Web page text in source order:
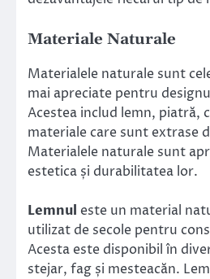
Materiale Naturale
Materialele naturale sunt
mai apreciate pentru
Acestea includ lemn, piatră,
materiale care sunt extrase
Materialele naturale sunt
estetica și durabilitatea lor.
Lemnul este un material
utilizat de secole pentru
Acesta este disponibil în
stejar, fag și mesteacăn.